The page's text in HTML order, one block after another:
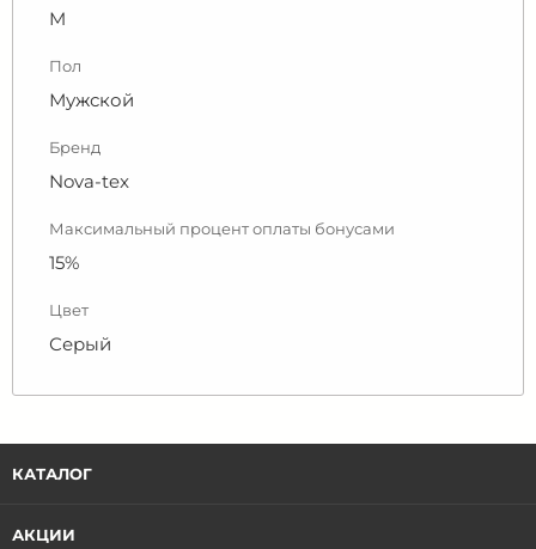
M
Пол
Мужской
Бренд
Nova-tex
Максимальный процент оплаты бонусами
15%
Цвет
Серый
КАТАЛОГ
АКЦИИ